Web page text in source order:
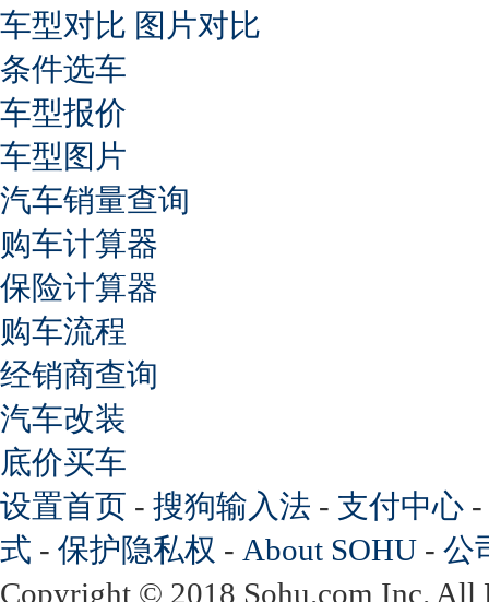
车型对比 图片对比
条件选车
车型报价
车型图片
汽车销量查询
购车计算器
保险计算器
购车流程
经销商查询
汽车改装
底价买车
设置首页 - 搜狗输入法 - 支付中心 -
式 - 保护隐私权 - About SOHU - 公
Copyright © 2018 Sohu.com Inc.